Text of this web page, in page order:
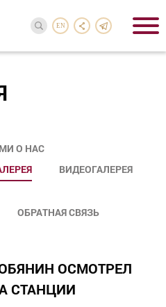
EN
О НАС
ВИДЕОГАЛЕРЕЯ
ОБРАТНАЯ СВЯЗЬ
ОСМОТРЕЛ
СТАНЦИИ